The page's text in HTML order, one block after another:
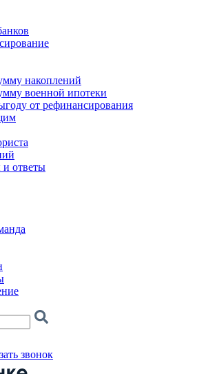
накоплений
военной ипотеки
от рефинансирования
ответы
звонок